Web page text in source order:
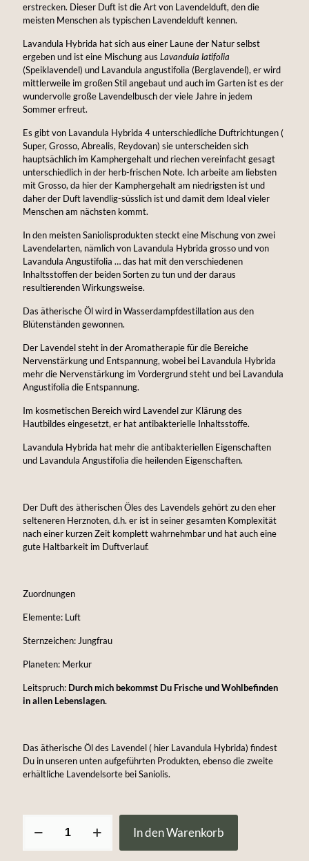
erstrecken. Dieser Duft ist die Art von Lavendelduft, den die
meisten Menschen als typischen Lavendelduft kennen.
Lavandula Hybrida hat sich aus einer Laune der Natur selbst
ergeben und ist eine Mischung aus Lavandula latifolia
(Speiklavendel) und Lavandula angustifolia (Berglavendel), er wird
mittlerweile im großen Stil angebaut und auch im Garten ist es der
wundervolle große Lavendelbusch der viele Jahre in jedem
Sommer erfreut.
Es gibt von Lavandula Hybrida 4 unterschiedliche Duftrichtungen (
Super, Grosso, Abrealis, Reydovan) sie unterscheiden sich
hauptsächlich im Kamphergehalt und riechen vereinfacht gesagt
unterschiedlich in der herb-frischen Note. Ich arbeite am liebsten
mit Grosso, da hier der Kamphergehalt am niedrigsten ist und
daher der Duft lavendlig-süsslich ist und damit dem Ideal vieler
Menschen am nächsten kommt.
In den meisten Saniolisprodukten steckt eine Mischung von zwei
Lavendelarten, nämlich von Lavandula Hybrida grosso und von
Lavandula Angustifolia … das hat mit den verschiedenen
Inhaltsstoffen der beiden Sorten zu tun und der daraus
resultierenden Wirkungsweise.
Das ätherische Öl wird in Wasserdampfdestillation aus den
Blütenständen gewonnen.
Der Lavendel steht in der Aromatherapie für die Bereiche
Nervenstärkung und Entspannung, wobei bei Lavandula Hybrida
mehr die Nervenstärkung im Vordergrund steht und bei Lavandula
Angustifolia die Entspannung.
Im kosmetischen Bereich wird Lavendel zur Klärung des
Hautbildes eingesetzt, er hat antibakterielle Inhaltsstoffe.
Lavandula Hybrida hat mehr die antibakteriellen Eigenschaften
und Lavandula Angustifolia die heilenden Eigenschaften.
Der Duft des ätherischen Öles des Lavendels gehört zu den eher
selteneren Herznoten, d.h. er ist in seiner gesamten Komplexität
nach einer kurzen Zeit komplett wahrnehmbar und hat auch eine
gute Haltbarkeit im Duftverlauf.
Zuordnungen
Elemente: Luft
Sternzeichen: Jungfrau
Planeten: Merkur
Leitspruch: Durch mich bekommst Du Frische und Wohlbefinden
in allen Lebenslagen.
Das ätherische Öl des Lavendel ( hier Lavandula Hybrida) findest
Du in unseren unten aufgeführten Produkten, ebenso die zweite
erhältliche Lavendelsorte bei Saniolis.
ätherisches
In den Warenkorb